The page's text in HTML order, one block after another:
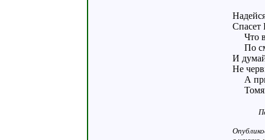
Спасет
Что в
По
И
Не
А